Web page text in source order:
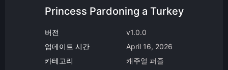
Princess Pardoning a Turkey
버전
v1.0.0
업데이트 시간
April 16, 2026
카테고리
캐주얼 퍼즐